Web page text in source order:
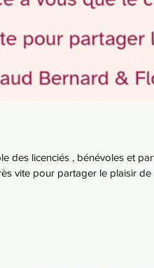
à tous pour votre engagement et votre fidélité. C’est
vite pour partager le plaisir